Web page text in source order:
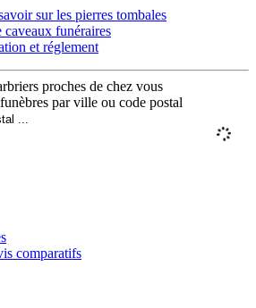
sur les pierres tombales
caveaux funéraires
et réglement
proches de chez vous
par ville ou code postal
comparatifs